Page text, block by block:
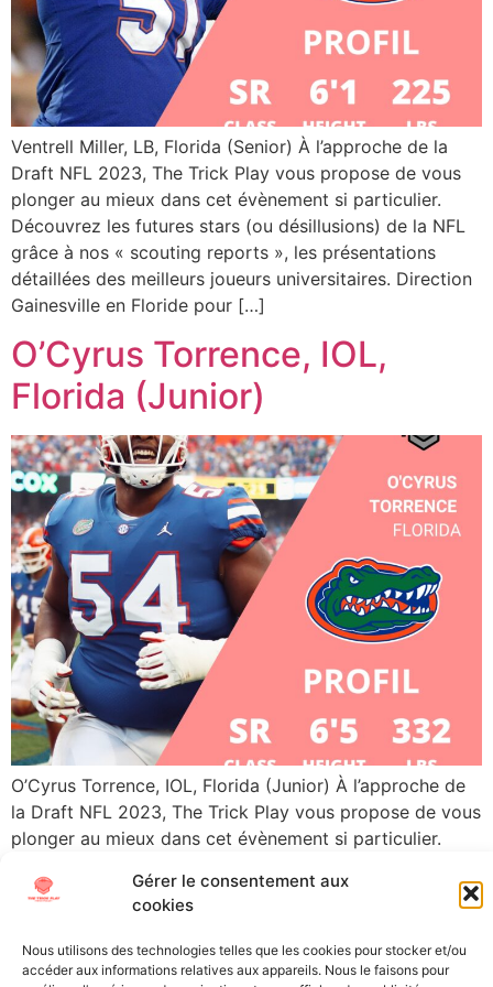
Gérer le consentement aux
cookies
Nous utilisons des technologies telles que les cookies pour stocker et/ou
accéder aux informations relatives aux appareils. Nous le faisons pour
Ventrell Miller, LB, Florida (Senior) À l’approche de la
Draft NFL 2023, The Trick Play vous propose de vous
plonger au mieux dans cet évènement si particulier.
Découvrez les futures stars (ou désillusions) de la NFL
grâce à nos « scouting reports », les présentations
détaillées des meilleurs joueurs universitaires. Direction
Gainesville en Floride pour […]
O’Cyrus Torrence, IOL,
Florida (Junior)
O’Cyrus Torrence, IOL, Florida (Junior) À l’approche de
la Draft NFL 2023, The Trick Play vous propose de vous
plonger au mieux dans cet évènement si particulier.
grâce à nos « scouting reports », les présentations
détaillées des meilleurs joueurs universitaires. Direction
Gainesville, Florida, pour faire connaissance avec […]